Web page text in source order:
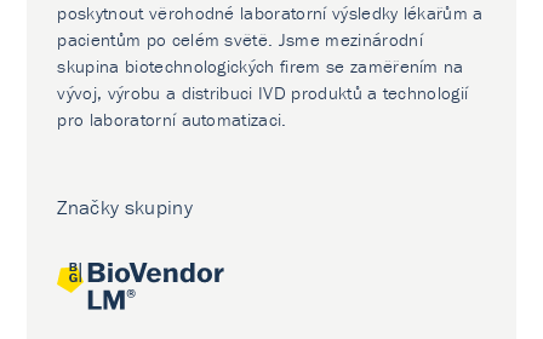
poskytnout věrohodné laboratorní výsledky lékařům a
pacientům po celém světě. Jsme mezinárodní
skupina biotechnologických firem se zaměřením na
vývoj, výrobu a distribuci IVD produktů a technologií
pro laboratorní automatizaci.
Značky skupiny